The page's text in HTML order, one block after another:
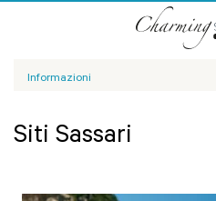
Informazioni
Siti Sassari